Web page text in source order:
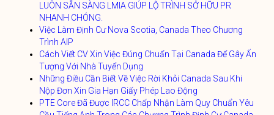
LUÔN SẴN SÀNG LMIA GIÚP LỘ TRÌNH SỞ HỮU PR
NHANH CHÓNG.
Việc Làm Định Cư Nova Scotia, Canada Theo Chương
Trình AIP
Cách Viết CV Xin Việc Đúng Chuẩn Tại Canada Để Gây Ấn
Tượng Với Nhà Tuyển Dụng
Những Điều Cần Biết Về Việc Rời Khỏi Canada Sau Khi
Nộp Đơn Xin Gia Hạn Giấy Phép Lao Động
PTE Core Đã Được IRCC Chấp Nhận Làm Quy Chuẩn Yêu